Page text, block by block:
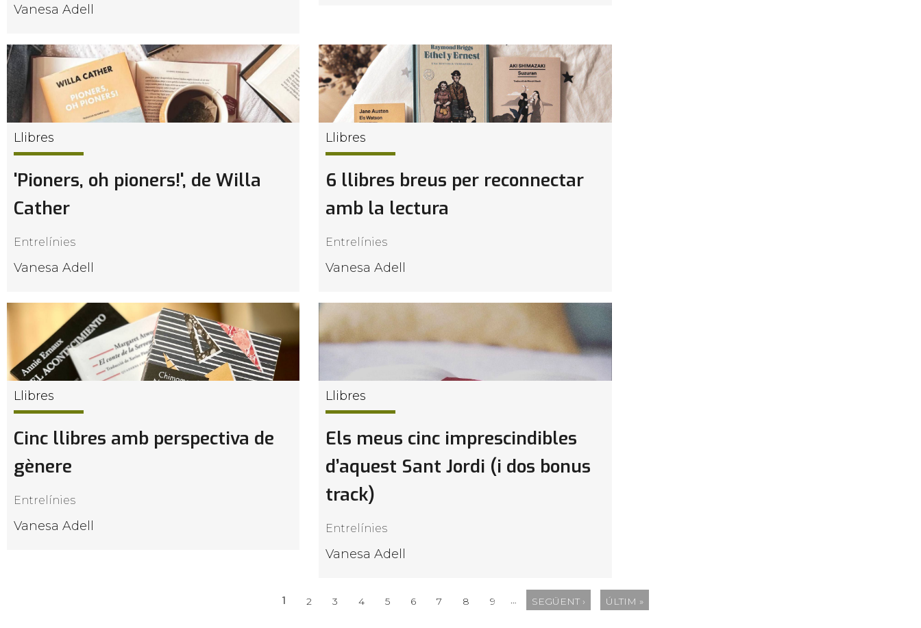
Vanesa Adell
Llibres
6 llibres breus per reconnectar
amb la lectura
Entrelínies
Vanesa Adell
Llibres
'Pioners, oh pioners!', de Willa
Cather
Entrelínies
Vanesa Adell
Llibres
Els meus cinc imprescindibles
d’aquest Sant Jordi (i dos bonus
track)
Entrelínies
Vanesa Adell
Llibres
Cinc llibres amb perspectiva de
gènere
Entrelínies
Vanesa Adell
1 2 3 4 5 6 7 8 9 SEGÜENT › ÚLTIM »